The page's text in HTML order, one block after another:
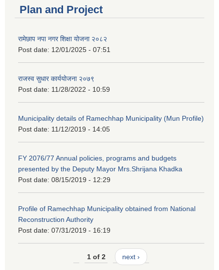
Plan and Project
रामेछाप नपा नगर शिक्षा योजना २०८२
Post date: 12/01/2025 - 07:51
राजस्व सुधार कार्ययोजना २०७९
Post date: 11/28/2022 - 10:59
Municipality details of Ramechhap Municipality (Mun Profile)
Post date: 11/12/2019 - 14:05
FY 2076/77 Annual policies, programs and budgets
presented by the Deputy Mayor Mrs.Shrijana Khadka
Post date: 08/15/2019 - 12:29
Profile of Ramechhap Municipality obtained from National
Reconstruction Authority
Post date: 07/31/2019 - 16:19
1 of 2 next ›